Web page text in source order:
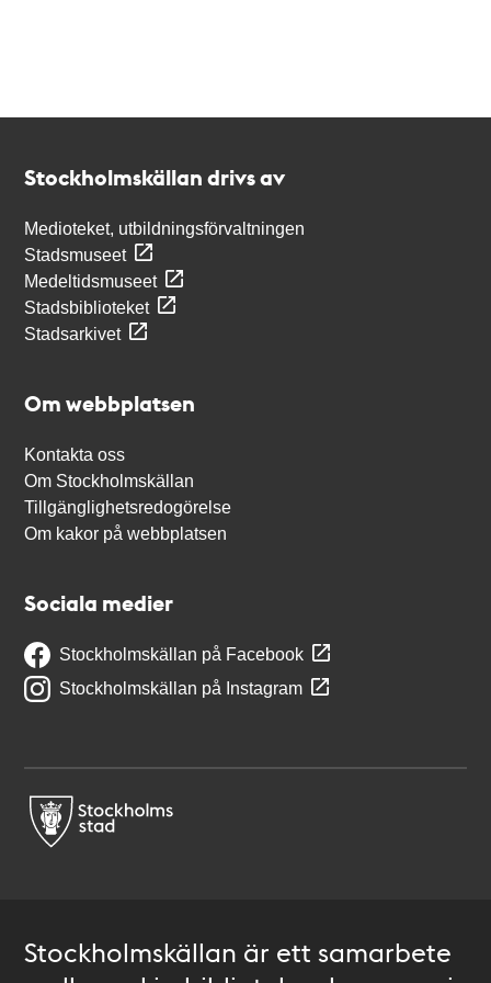
Stockholmskällan drivs av
Medioteket, utbildningsförvaltningen
Stadsmuseet
Medeltidsmuseet
Stadsbiblioteket
Stadsarkivet
Om webbplatsen
Kontakta oss
Om Stockholmskällan
Tillgänglighetsredogörelse
Om kakor på webbplatsen
Sociala medier
Stockholmskällan på Facebook
Stockholmskällan på Instagram
Stockholmskällan är ett samarbete